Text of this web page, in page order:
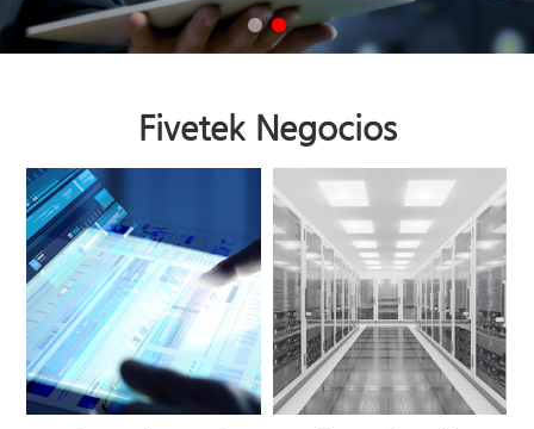
Fivetek Negocios